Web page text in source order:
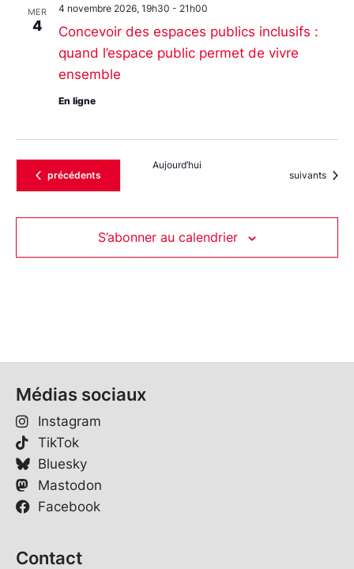
MER
4
Concevoir des espaces publics inclusifs :
quand l’espace public permet de vivre
ensemble
4 novembre 2026, 19h30 - 21h00
En ligne
Évènements
précédents
Aujourd’hui
Évènements
suivants
S’abonner au calendrier
Médias sociaux
Instagram
TikTok
Bluesky
Mastodon
Facebook
Contact